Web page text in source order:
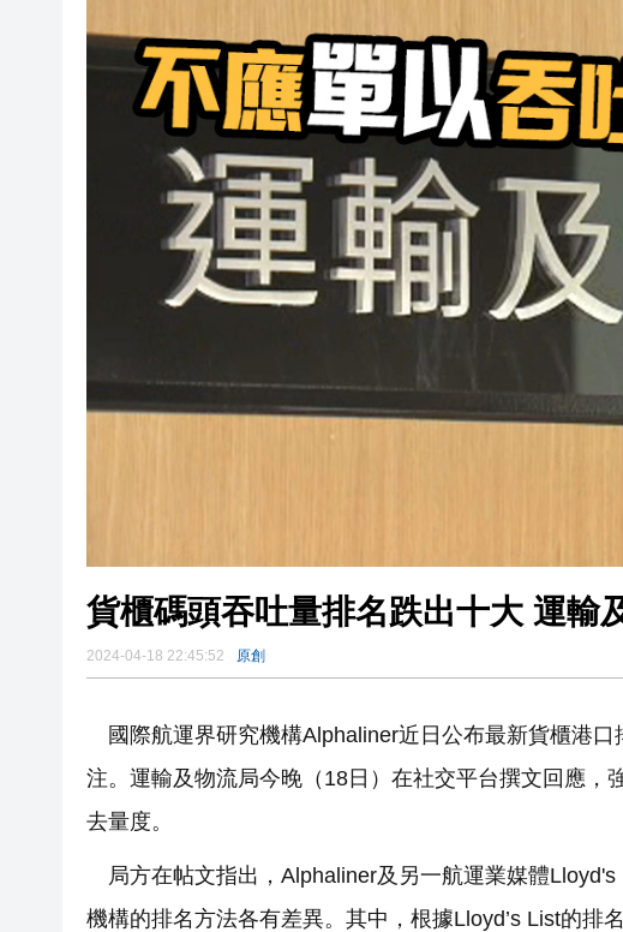
有片丨新蒲崗唐樓樓梯間驚現群鼠亂舞
太古地產料本港寫字樓下半年負續租租
【港商觀察】 金融機構搶灘跨境金服
貨櫃碼頭吞吐量排名跌出十大 ​運輸
2024-04-18 22:45:52 原創
國際航運界研究機構Alphaliner近日公布最新貨櫃港
注。運輸及物流局今晚（18日）在社交平台撰文回應，
去量度。
局方在帖文指出，Alphaliner及另一航運業媒體
機構的排名方法各有差異。其中，根據Lloyd’s List的